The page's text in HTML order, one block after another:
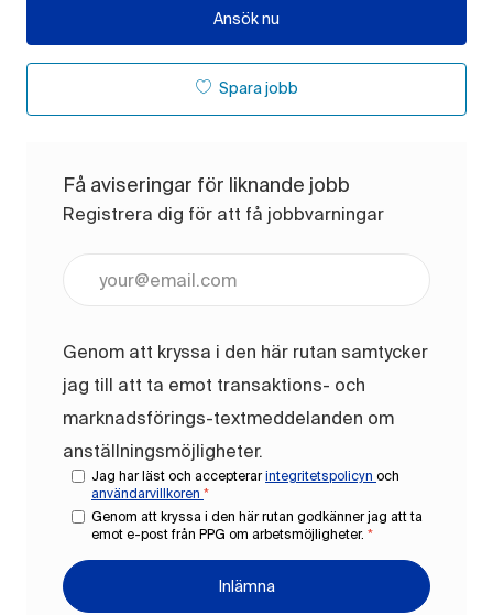
Ansök nu
Spara jobb
Få aviseringar för liknande jobb
Registrera dig för att få jobbvarningar
Genom att kryssa i den här rutan samtycker
jag till att ta emot transaktions- och
marknadsförings-textmeddelanden om
anställningsmöjligheter.
Jag har läst och accepterarintegritetspolicyn och
användarvillkoren *
Genom att kryssa i den här rutan godkänner jag att ta
emot e-post från PPG om arbetsmöjligheter. *
Inlämna